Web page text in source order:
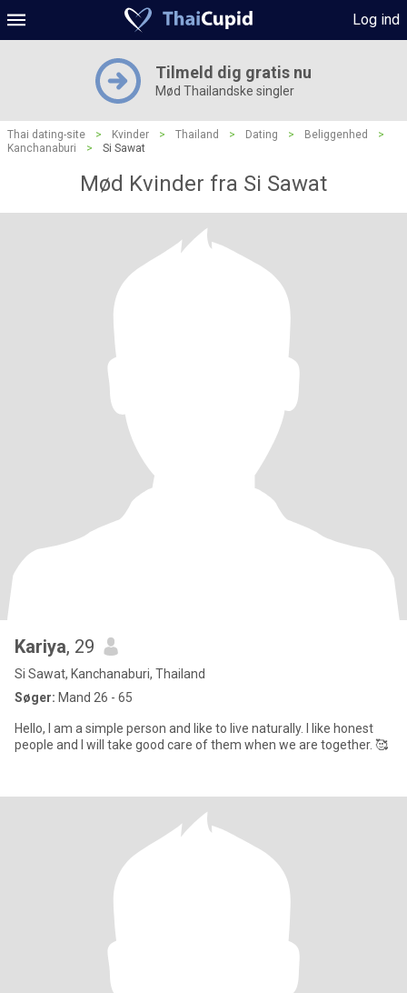
Log ind
Tilmeld dig gratis nu
Mød Thailandske singler
Thai dating-site > Kvinder > Thailand > Dating > Beliggenhed
>
Kanchanaburi
> Si Sawat
Mød Kvinder fra Si Sawat
Kariya, 29
Si Sawat, Kanchanaburi, Thailand
Søger: Mand 26 - 65
Hello, I am a simple person and like to live naturally. I like honest
people and I will take good care of them when we are together. 🥰